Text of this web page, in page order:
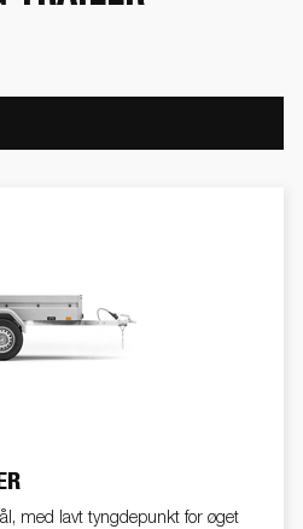
med lavt tyngdepunkt for øget